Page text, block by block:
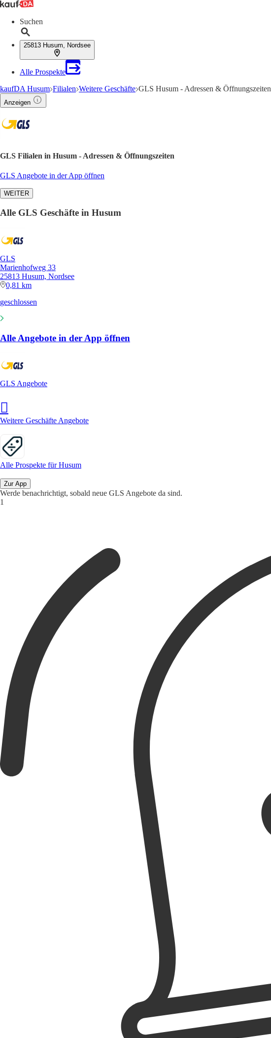
Suchen
25813 Husum, Nordsee
Alle Prospekte
kaufDA Husum Filialen Weitere Geschäfte GLS Husum - Adressen & Öffnungszeiten
Anzeigen
GLS Filialen in Husum - Adressen & Öffnungszeiten
GLS Angebote in der App öffnen
WEITER
Alle GLS Geschäfte in Husum
GLS
Marienhofweg 33
25813 Husum, Nordsee
0,81 km
geschlossen
Alle Angebote in der App öffnen
GLS Angebote
Weitere Geschäfte Angebote
Alle Prospekte für Husum
Zur App
Werde benachrichtigt, sobald neue GLS Angebote da sind.